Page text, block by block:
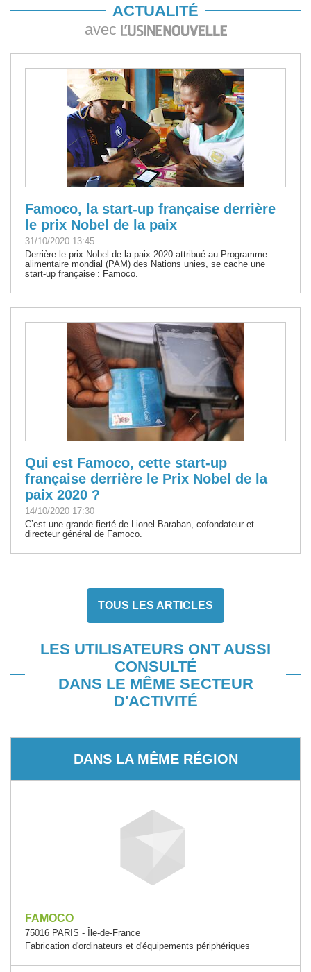
ACTUALITÉ
avec
Famoco, la start-up française derrière
le prix Nobel de la paix
31/10/2020 13:45
Derrière le prix Nobel de la paix 2020 attribué au Programme
alimentaire mondial (PAM) des Nations unies, se cache une
start-up française : Famoco.
Qui est Famoco, cette start-up
française derrière le Prix Nobel de la
paix 2020 ?
14/10/2020 17:30
C’est une grande fierté de Lionel Baraban, cofondateur et
directeur général de Famoco.
TOUS LES ARTICLES
LES UTILISATEURS ONT AUSSI
CONSULTÉ
DANS LE MÊME SECTEUR
D'ACTIVITÉ
DANS LA MÊME RÉGION
FAMOCO
75016 PARIS - Île-de-France
Fabrication d'ordinateurs et d'équipements périphériques